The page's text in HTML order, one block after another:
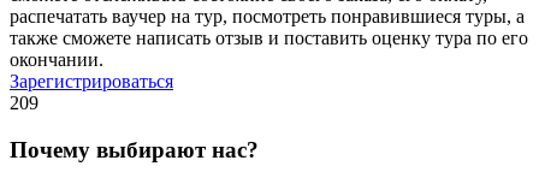
распечатать ваучер на тур, посмотреть понравившиеся туры, а
также сможете написать отзыв и поставить оценку тура по его
окончании.
Зарегистрироваться
209
Почему выбирают нас?